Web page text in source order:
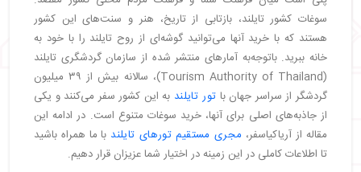
・لباس و زیورآلات تایلندی
・ محصولات سلامتی و زیبایی از طبیعت تایلند
・نکات مهم برای خرید سوغات در تایلند
・ بهترین بازارها و مراکز خرید
・یادگاری‌هایی از قلب تایلند
سوغات کشور تایلند، بازتابی از تاریخ، هنر و سنت‌های این کشور
هستند که با خرید آنها می‌توانید گوشه‌ای از روح تایلند را با خود به
خانه ببرید. باتوجه‌به آمارهای منتشر شده از سازمان گردشگری تایلند
(Tourism Authority of Thailand)، سالانه بیش از ۳۹ میلیون
گردشگر از سراسر جهان با تور تایلند به این کشور سفر می‌کنند و یکی
از جاذبه‌های اصلی برای آنها، خرید سوغات متنوع است. در ادامه این
مقاله از آریاکیاسفر، مجری مستقیم تورهای تایلند با ما همراه باشید
تا اطلاعات کاملی در این زمینه در اختیار شما عزیزان قرار دهیم.